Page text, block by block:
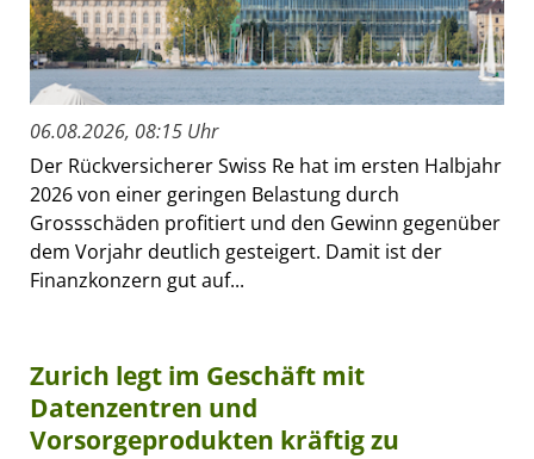
06.08.2026, 08:15 Uhr
Der Rückversicherer Swiss Re hat im ersten Halbjahr
2026 von einer geringen Belastung durch
Grossschäden profitiert und den Gewinn gegenüber
dem Vorjahr deutlich gesteigert. Damit ist der
Finanzkonzern gut auf...
Zurich legt im Geschäft mit
Datenzentren und
Vorsorgeprodukten kräftig zu